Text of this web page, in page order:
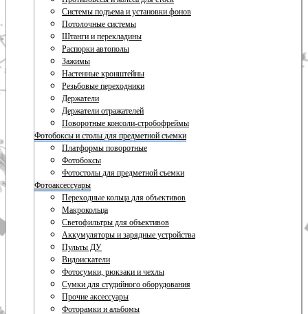
Системы подъема и установки фонов
Потолочные системы
Штанги и перекладины
Распорки автополы
Зажимы
Настенные кронштейны
Резьбовые переходники
Держатели
Держатели отражателей
Поворотные консоли-стробофреймы
Фотобоксы и столы для предметной съемки
Платформы поворотные
Фотобоксы
Фотостолы для предметной съемки
Фотоаксессуары
Переходные кольца для объективов
Макрокольца
Светофильтры для объективов
Аккумуляторы и зарядные устройства
Пульты ДУ
Видоискатели
Фотосумки, рюкзаки и чехлы
Сумки для студийного оборудования
Прочие аксессуары
Фоторамки и альбомы